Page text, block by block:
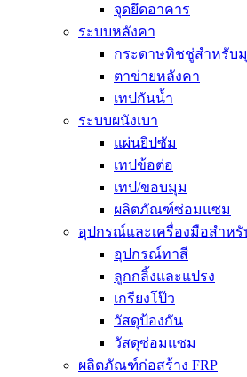
จุดยึดอาคาร
ระบบหลังคา
กระดาษทิชชู่สำหรับ
ตาข่ายหลังคา
เทปกันน้ำ
ระบบผนังเบา
แผ่นยิปซัม
เทปข้อต่อ
เทป/ขอบมุม
ผลิตภัณฑ์ซ่อมแซม
อุปกรณ์และเครื่องมือสำหรั
อุปกรณ์ทาสี
ลูกกลิ้งและแปรง
เกรียงโป๊ว
วัสดุป้องกัน
วัสดุซ่อมแซม
ผลิตภัณฑ์ก่อสร้าง FRP